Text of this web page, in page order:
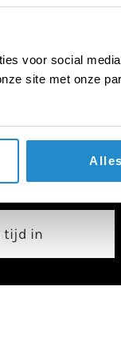
voor social
site met onze